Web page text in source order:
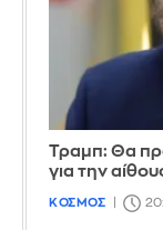
Τραμπ: Θα
για την
ΚΟΣΜΟΣ